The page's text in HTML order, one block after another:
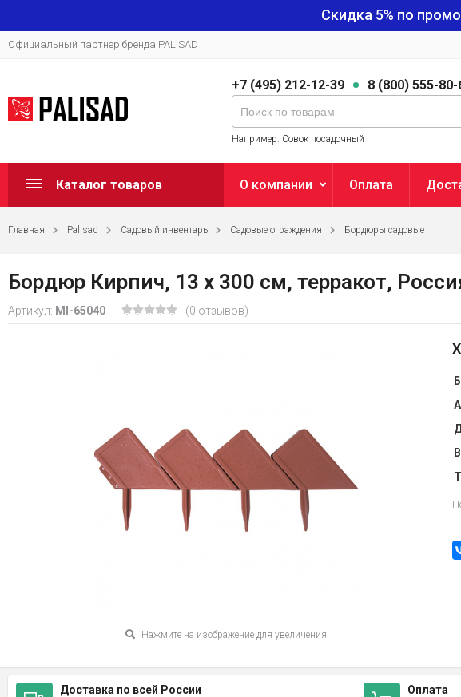
Скидка 5% по
Официальный партнер бренда PALISAD
+7 (495) 212-12-39 8 (800) 555-80-
Например: Совок посадочный
Каталог товаров О компании Оплата
Главная Palisad Садовый инвентарь Садовые ограждения Бордюры садовые
Бордюр Кирпич, 13 х 300 см, терракот,
Артикул: MI-65040 (0 отзывов)
Нажмите на изображение для увеличения
Доставка по всей России
Оплата